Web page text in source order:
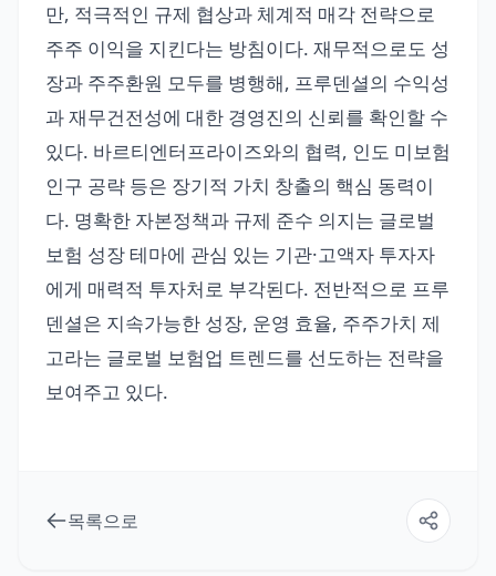
만, 적극적인 규제 협상과 체계적 매각 전략으로
주주 이익을 지킨다는 방침이다. 재무적으로도 성
장과 주주환원 모두를 병행해, 프루덴셜의 수익성
과 재무건전성에 대한 경영진의 신뢰를 확인할 수
있다. 바르티엔터프라이즈와의 협력, 인도 미보험
인구 공략 등은 장기적 가치 창출의 핵심 동력이
다. 명확한 자본정책과 규제 준수 의지는 글로벌
보험 성장 테마에 관심 있는 기관·고액자 투자자
에게 매력적 투자처로 부각된다. 전반적으로 프루
덴셜은 지속가능한 성장, 운영 효율, 주주가치 제
고라는 글로벌 보험업 트렌드를 선도하는 전략을
보여주고 있다.
목록으로